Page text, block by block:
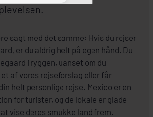
sagt med det samme: Hvis du rejser
er du aldrig helt på egen hånd. Du
i ryggen, uanset om du
af vores rejseforslag eller får
helt personlige rejse. Mexico er en
for turister, og de lokale er glade
vise deres smukke land frem.